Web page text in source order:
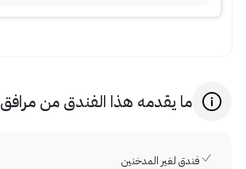
ما يقدمه هذا الفندق من مرافق
فندق لغير المدخنين